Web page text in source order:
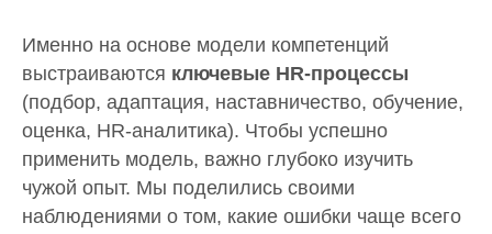
Именно на основе модели компетенций
выстраиваются ключевые HR-процессы
(подбор, адаптация, наставничество, обучение,
оценка, HR-аналитика). Чтобы успешно
применить модель, важно глубоко изучить
чужой опыт. Мы поделились своими
наблюдениями о том, какие ошибки чаще всего